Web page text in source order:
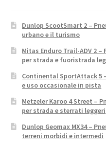
Dunlop ScootSmart 2 –
urbano e il turismo
Mitas Enduro Trail-ADV 2
per strada e fuoristrada
Continental SportAttack 5
e uso occasionale in pista
Metzeler Karoo 4 Street –
per strada e sterrati leggeri
Dunlop Geomax MX34 –
terreni morbidi e intermedi